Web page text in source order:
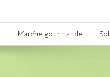
Marche gourmande